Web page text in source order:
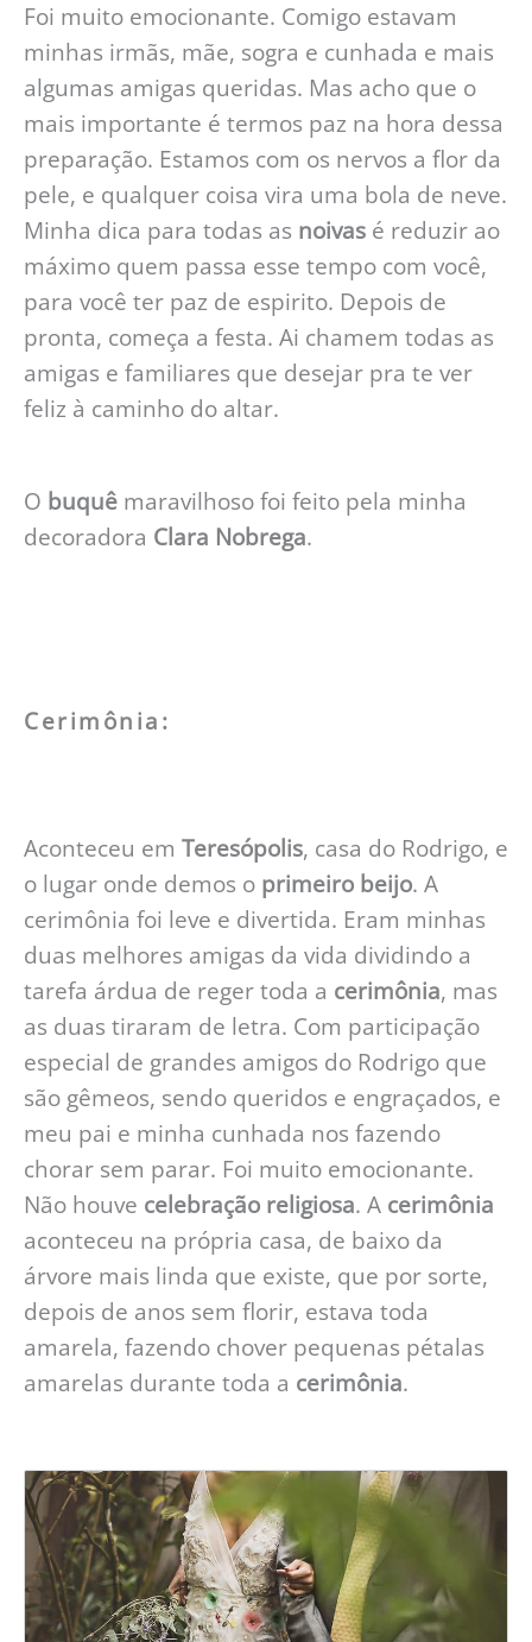
Foi muito emocionante. Comigo estavam
minhas irmãs, mãe, sogra e cunhada e mais
algumas amigas queridas. Mas acho que o
mais importante é termos paz na hora dessa
preparação. Estamos com os nervos a flor da
pele, e qualquer coisa vira uma bola de neve.
Minha dica para todas as noivas é reduzir ao
máximo quem passa esse tempo com você,
para você ter paz de espirito. Depois de
pronta, começa a festa. Ai chamem todas as
amigas e familiares que desejar pra te ver
feliz à caminho do altar.
O buquê maravilhoso foi feito pela minha
decoradora Clara Nobrega.
Cerimônia:
Aconteceu em Teresópolis, casa do Rodrigo, e
o lugar onde demos o primeiro beijo. A
cerimônia foi leve e divertida. Eram minhas
duas melhores amigas da vida dividindo a
tarefa árdua de reger toda a cerimônia, mas
as duas tiraram de letra. Com participação
especial de grandes amigos do Rodrigo que
são gêmeos, sendo queridos e engraçados, e
meu pai e minha cunhada nos fazendo
chorar sem parar. Foi muito emocionante.
Não houve celebração religiosa. A cerimônia
aconteceu na própria casa, de baixo da
árvore mais linda que existe, que por sorte,
depois de anos sem florir, estava toda
amarela, fazendo chover pequenas pétalas
amarelas durante toda a cerimônia.